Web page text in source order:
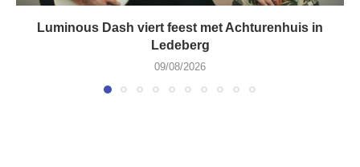
Luminous Dash viert feest met Achturenhuis in
Ledeberg
09/08/2026